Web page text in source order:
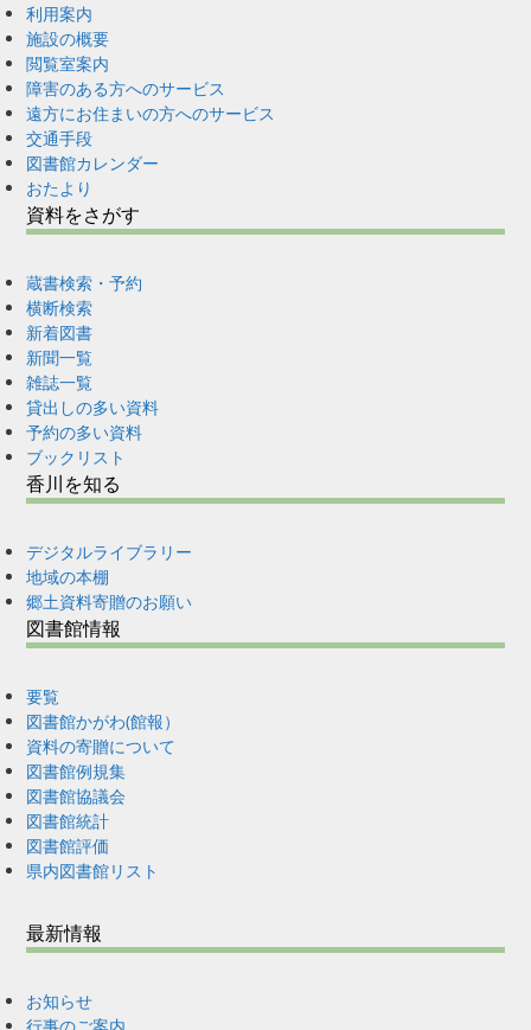
利用案内
施設の概要
閲覧室案内
障害のある方へのサービス
遠方にお住まいの方へのサービス
交通手段
図書館カレンダー
おたより
資料をさがす
蔵書検索・予約
横断検索
新着図書
新聞一覧
雑誌一覧
貸出しの多い資料
予約の多い資料
ブックリスト
香川を知る
デジタルライブラリー
地域の本棚
郷土資料寄贈のお願い
図書館情報
要覧
図書館かがわ(館報）
資料の寄贈について
図書館例規集
図書館協議会
図書館統計
図書館評価
県内図書館リスト
最新情報
お知らせ